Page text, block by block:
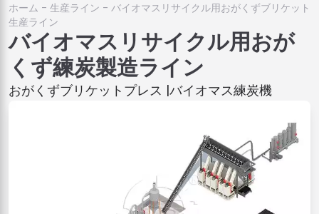
ホーム - 生産ライン - バイオマスリサイクル用おがくずブリケット
生産ライン
バイオマスリサイクル用おが
くず練炭製造ライン
おがくずブリケットプレス |バイオマス練炭機